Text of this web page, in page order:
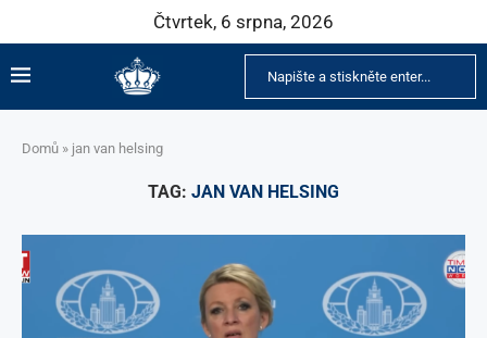
Čtvrtek, 6 srpna, 2026
Domů » jan van helsing
TAG: JAN VAN HELSING